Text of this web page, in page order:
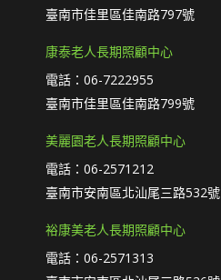
臺南市佳里區佳南路797號
康泰老人長期照顧中心
電話：06-7222955
臺南市佳里區佳南路799號
美麗園老人長期照顧中心
電話：06-2571212
臺南市安南區北汕尾三路532號
裕康美老人長期照顧中心
電話：06-2571313